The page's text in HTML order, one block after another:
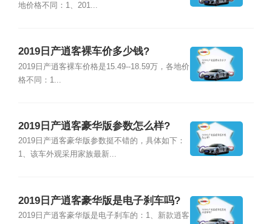
地价格不同：1、201...
2019日产逍客裸车价多少钱?
2019日产逍客裸车价格是15.49--18.59万，各地价
格不同：1...
2019日产逍客豪华版参数怎么样?
2019日产逍客豪华版参数挺不错的，具体如下：
1、该车外观采用家族最新...
2019日产逍客豪华版是电子刹车吗?
2019日产逍客豪华版是电子刹车的：1、新款逍客